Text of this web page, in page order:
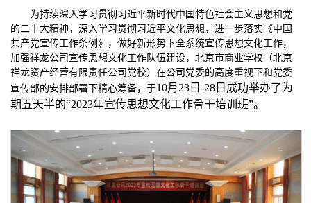
为持续深入学习贯彻习近平新时代中国特色社会主义思想和党
的二十大精神，深入学习 贯彻习近平文化思想 ，进一步落实《中国
共产党宣传工作条例》，做好新形势下全系统宣传思想文化工作，
加强祥龙公司宣传思想文化工作队伍建设，北京市商业学校（北京
祥龙资产经营有限责任公司党校）在公司党委的高度重视下和党委
宣传部的安排部署下精心筹备，于10月23日-28日成功举办了为
期五天半的“2023年宣传思想文化工作骨干培训班”。